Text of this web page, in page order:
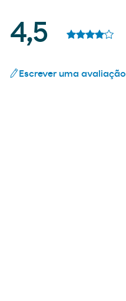
4,5
Escrever uma avaliação